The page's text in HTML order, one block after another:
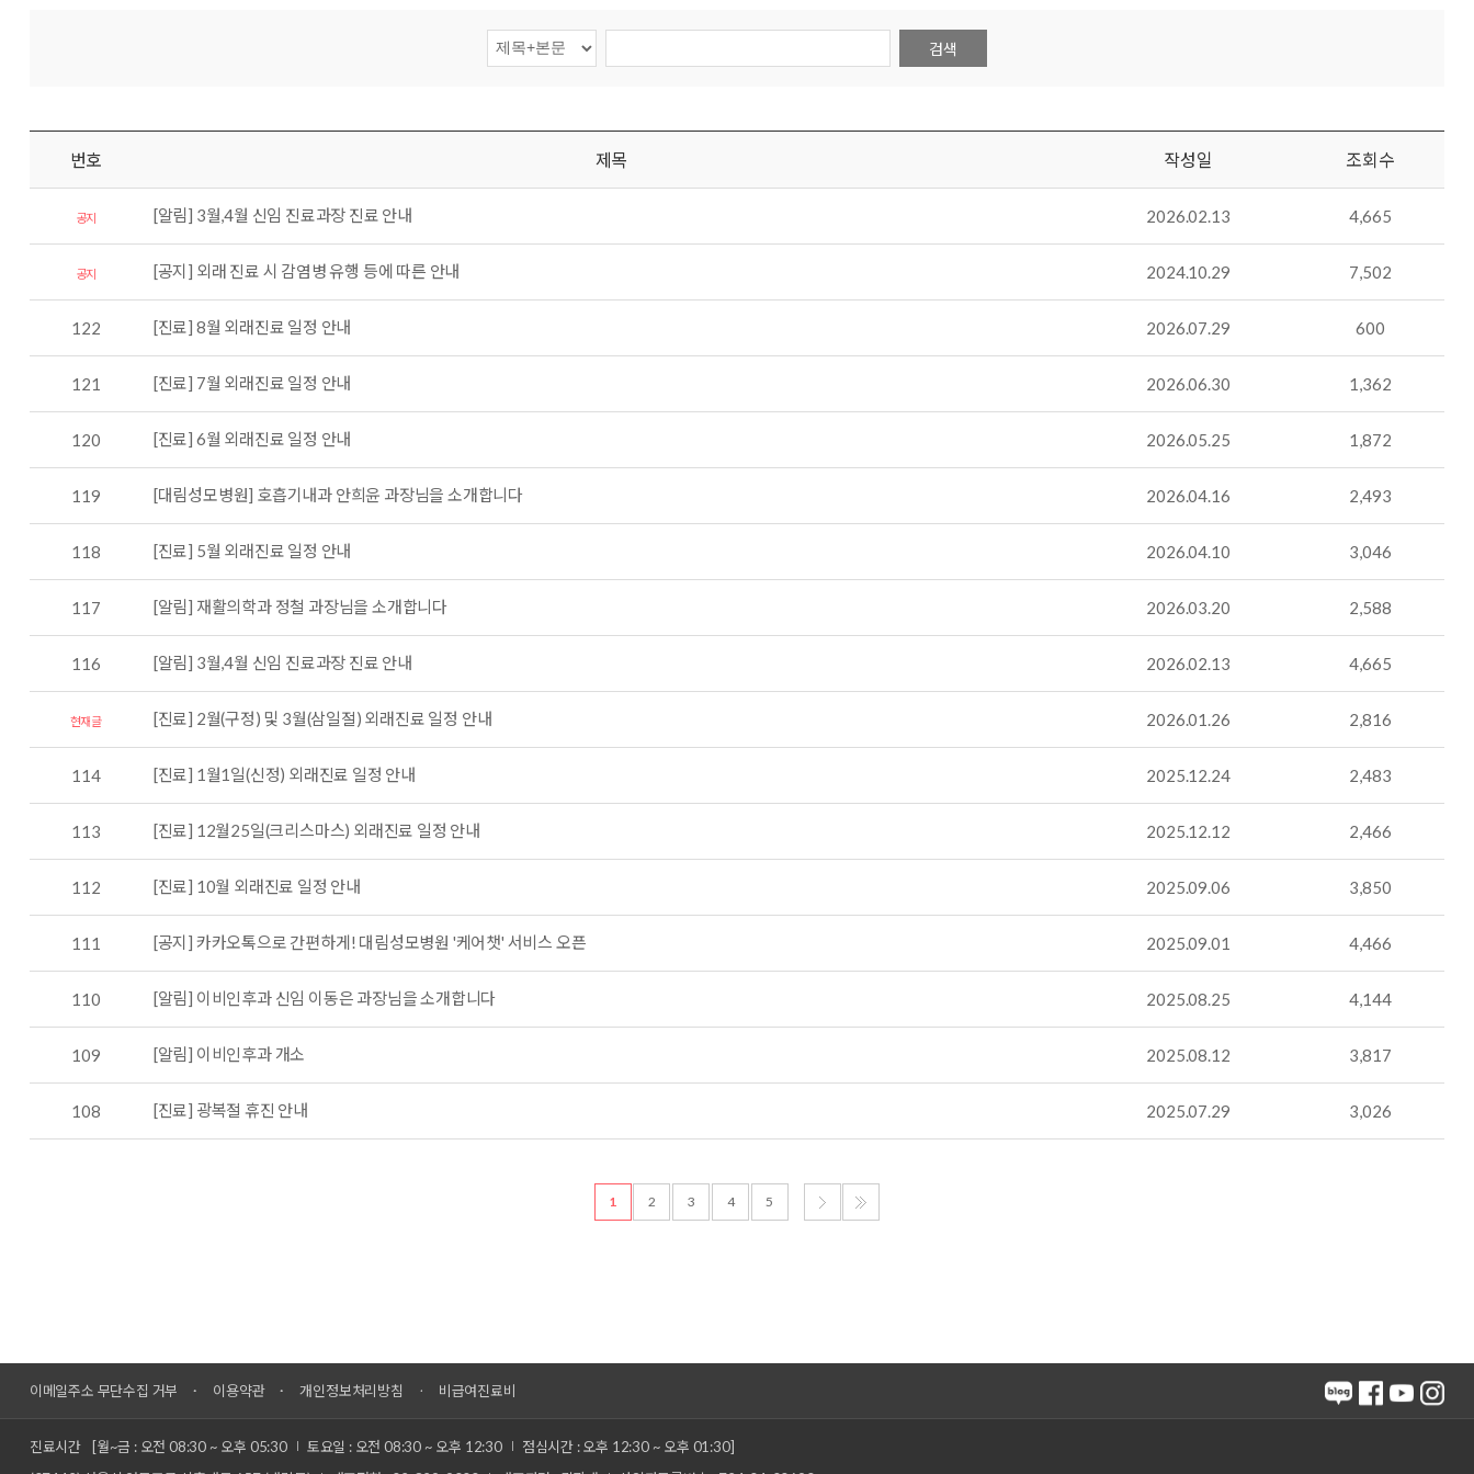
검색
번호 제목 작성일 조회수
공지 [알림] 3월,4월 신임 진료과장 진료 안내 2026.02.13 4,665
공지 [공지] 외래 진료 시 감염병 유행 등에 따른 안내 2024.10.29 7,502
122 [진료] 8월 외래진료 일정 안내 2026.07.29 600
121 [진료] 7월 외래진료 일정 안내 2026.06.30 1,362
120 [진료] 6월 외래진료 일정 안내 2026.05.25 1,872
119 [대림성모병원] 호흡기내과 안희윤 과장님을 소개합니다 2026.04.16 2,493
118 [진료] 5월 외래진료 일정 안내 2026.04.10 3,046
117 [알림] 재활의학과 정철 과장님을 소개합니다 2026.03.20 2,588
116 [알림] 3월,4월 신임 진료과장 진료 안내 2026.02.13 4,665
현재글 [진료] 2월(구정) 및 3월(삼일절) 외래진료 일정 안내 2026.01.26 2,816
114 [진료] 1월1일(신정) 외래진료 일정 안내 2025.12.24 2,483
113 [진료] 12월25일(크리스마스) 외래진료 일정 안내 2025.12.12 2,466
112 [진료] 10월 외래진료 일정 안내 2025.09.06 3,850
111 [공지] 카카오톡으로 간편하게! 대림성모병원 '케어챗' 서비스 오픈 2025.09.01 4,466
110 [알림] 이비인후과 신임 이동은 과장님을 소개합니다 2025.08.25 4,144
109 [알림] 이비인후과 개소 2025.08.12 3,817
108 [진료] 광복절 휴진 안내 2025.07.29 3,026
1 2 3 4 5
이메일주소 무단수집 거부 이용약관 개인정보처리방침 비급여진료비
진료시간 [월~금 : 오전 08:30 ~ 오후 05:30 토요일 : 오전 08:30 ~ 오후 12:30
점심시간 : 오후 12:30 ~ 오후 01:30]